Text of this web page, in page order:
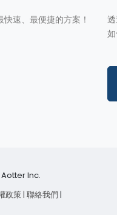
速、最便捷的方案！
如
Aotter Inc.
政策| 聯絡我們 |